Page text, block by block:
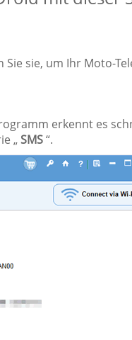
sie, um Ihr Moto-
erkennt es
„SMS“.